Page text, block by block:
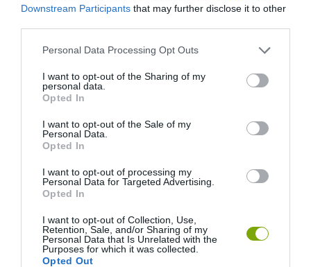
Downstream Participants that may further disclose it to other
Please note that this website/app uses one or more Google
not limited to your visit or usage behaviour. You may click to
grant or deny consent to Google and its third-party tags to
use your data for below specified purposes in below Google
consent section.
Personal Data Processing Opt Outs
I want to opt-out of the Sharing of my
personal data.
Opted In
I want to opt-out of the Sale of my
Personal Data.
Opted In
I want to opt-out of processing my
Personal Data for Targeted Advertising.
Opted In
I want to opt-out of Collection, Use,
Retention, Sale, and/or Sharing of my
Personal Data that Is Unrelated with the
Purposes for which it was collected.
Opted Out
A KORALLZÁTONY NEM CSAK
SZÍNES HALAKBÓL ÁLL: MOST
500 EDDIG ISMERETLEN
2026-08-06
HŐKUPOLA MAGYARORSZÁG
FELETT: MI EZ A LÁTHATATLAN